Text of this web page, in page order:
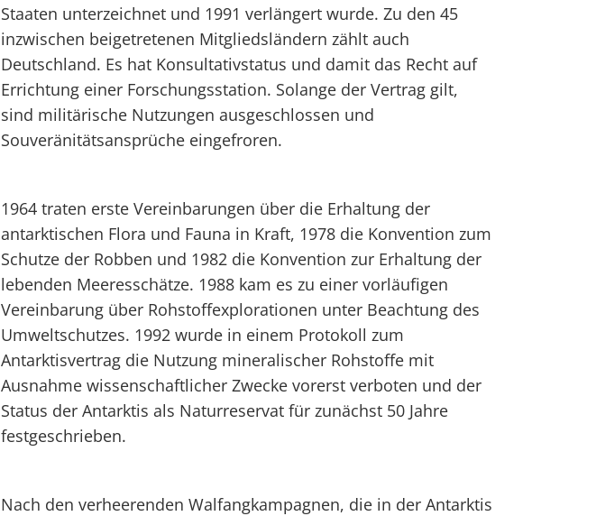
Staaten unterzeichnet und 1991 verlängert wurde. Zu den 45
inzwischen beigetretenen Mitgliedsländern zählt auch
Deutschland. Es hat Konsultativstatus und damit das Recht auf
Errichtung einer Forschungsstation. Solange der Vertrag gilt,
sind militärische Nutzungen ausgeschlossen und
Souveränitätsansprüche eingefroren.
1964 traten erste Vereinbarungen über die Erhaltung der
antarktischen Flora und Fauna in Kraft, 1978 die Konvention zum
Schutze der Robben und 1982 die Konvention zur Erhaltung der
lebenden Meeresschätze. 1988 kam es zu einer vorläufigen
Vereinbarung über Rohstoffexplorationen unter Beachtung des
Umweltschutzes. 1992 wurde in einem Protokoll zum
Antarktisvertrag die Nutzung mineralischer Rohstoffe mit
Ausnahme wissenschaftlicher Zwecke vorerst verboten und der
Status der Antarktis als Naturreservat für zunächst 50 Jahre
festgeschrieben.
Nach den verheerenden Walfangkampagnen, die in der Antarktis